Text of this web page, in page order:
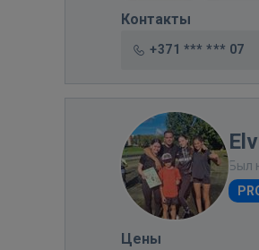
Контакты
+371 *** *** 07
Был
Цены